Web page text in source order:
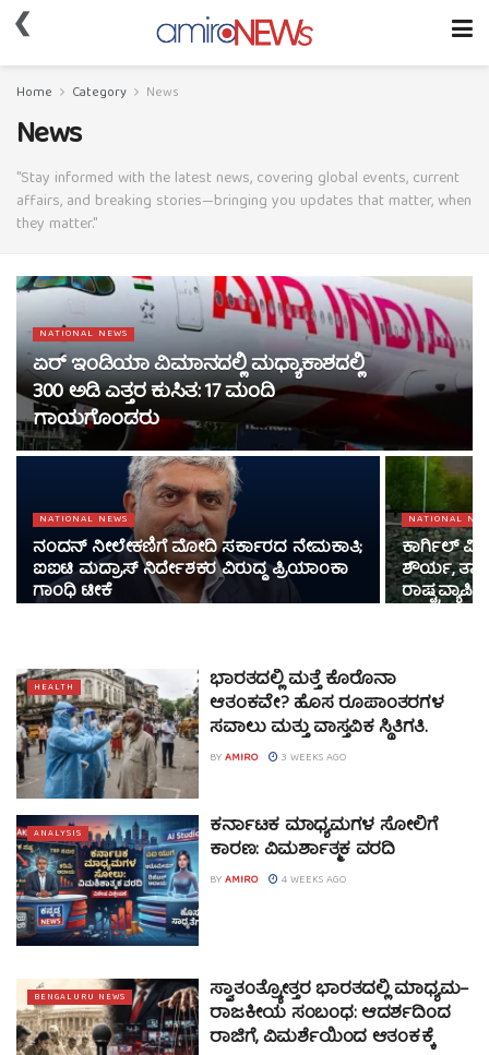
❮
Home Category News
News
"Stay informed with the latest news, covering global events, current
affairs, and breaking stories—bringing you updates that matter, when
they matter."
NATIONAL NEWS
ಏರ್ ಇಂಡಿಯಾ ವಿಮಾನದಲ್ಲಿ ಮಧ್ಯಾಕಾಶದಲ್ಲಿ
300 ಅಡಿ ಎತ್ತರ ಕುಸಿತ: 17 ಮಂದಿ
ಗಾಯಗೊಂಡರು
NATIONAL NEWS
ನಂದನ್ ನೀಲೇಕಣಿಗೆ ಮೋದಿ ಸರ್ಕಾರದ ನೇಮಕಾತಿ;
ಐಐಟಿ ಮದ್ರಾಸ್ ನಿರ್ದೇಶಕರ ವಿರುದ್ಧ ಪ್ರಿಯಾಂಕಾ
ಗಾಂಧಿ ಟೀಕೆ
NATIONAL
ಕಾರ್ಗಿಲ್
ಶೌರ್ಯ,
HEALTH ಭಾರತದಲ್ಲಿ ಮತ್ತೆ ಕೊರೊನಾ
ಆತಂಕವೇ? ಹೊಸ ರೂಪಾಂತರಗಳ
ಸವಾಲು ಮತ್ತು ವಾಸ್ತವಿಕ ಸ್ಥಿತಿಗತಿ.
BYAMIRO 3 WEEKS AGO
ANALYSIS ಕರ್ನಾಟಕ ಮಾಧ್ಯಮಗಳ ಸೋಲಿಗೆ
ಕಾರಣ: ವಿಮರ್ಶಾತ್ಮಕ ವರದಿ
BYAMIRO 4 WEEKS AGO
BENGALURU NEWS ಸ್ವಾತಂತ್ರ್ಯೋತ್ತರ ಭಾರತದಲ್ಲಿ ಮಾಧ್ಯಮ–
ರಾಜಕೀಯ ಸಂಬಂಧ: ಆದರ್ಶದಿಂದ
ರಾಜಿಗೆ, ವಿಮರ್ಶೆಯಿಂದ ಆತಂಕಕ್ಕೆ